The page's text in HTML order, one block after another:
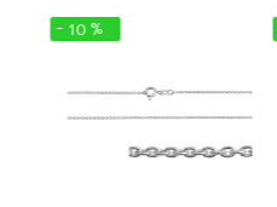
- 10 %